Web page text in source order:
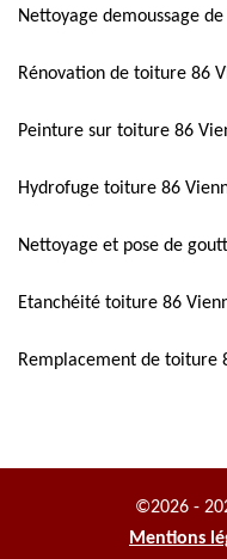
Nettoyage demoussage
Rénovation de toiture 86
Peinture sur toiture 86
Hydrofuge toiture 86
Nettoyage et pose de
Etanchéité toiture 86
Remplacement de toiture
©2026 -
Mentions